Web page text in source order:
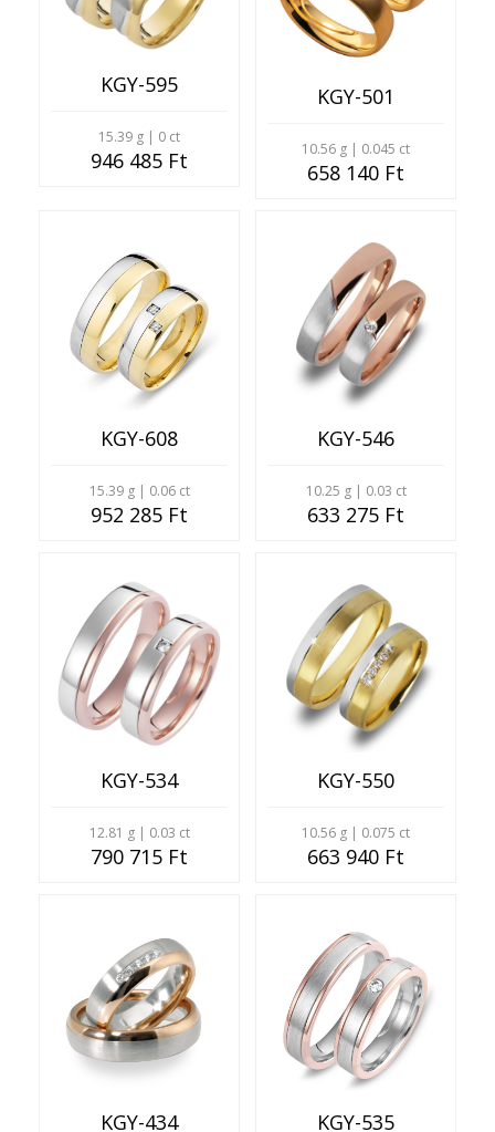
KGY-595
15.39 g | 0 ct
946 485 Ft
KGY-501
10.56 g | 0.045 ct
658 140 Ft
KGY-608
15.39 g | 0.06 ct
952 285 Ft
KGY-546
10.25 g | 0.03 ct
633 275 Ft
KGY-534
12.81 g | 0.03 ct
790 715 Ft
KGY-550
10.56 g | 0.075 ct
663 940 Ft
KGY-434 KGY-535